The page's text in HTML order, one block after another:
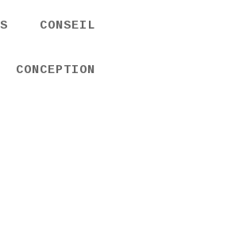
CONSEIL
CONCEPTION